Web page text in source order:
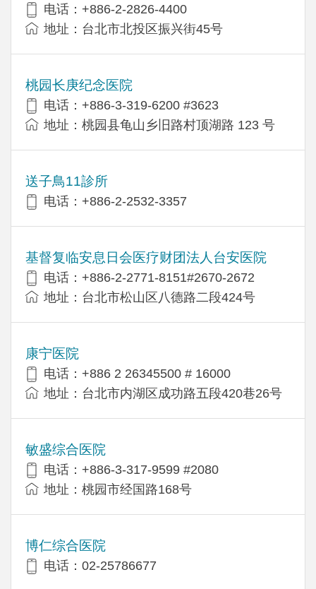
电话：+886-2-2826-4400
地址：台北市北投区振兴街45号
桃园长庚纪念医院
电话：+886-3-319-6200 #3623
地址：桃园县龟山乡旧路村顶湖路 123 号
送子鳥11診所
电话：+886-2-2532-3357
基督复临安息日会医疗财团法人台安医院
电话：+886-2-2771-8151#2670-2672
地址：台北市松山区八德路二段424号
康宁医院
电话：+886 2 26345500 # 16000
地址：台北市内湖区成功路五段420巷26号
敏盛综合医院
电话：+886-3-317-9599 #2080
地址：桃园市经国路168号
博仁综合医院
电话：02-25786677